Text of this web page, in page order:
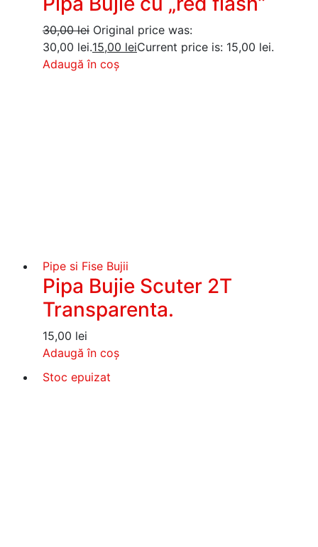
30,00lei Original price was:
30,00 lei.15,00 leiCurrent price is: 15,00 lei.
Adaugă în coș
Pipe si Fise Bujii
Pipa Bujie Scuter 2T
Transparenta.
15,00 lei
Adaugă în coș
Stoc epuizat